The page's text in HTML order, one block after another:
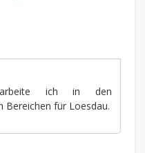
ich in den
Bereichen für Loesdau.